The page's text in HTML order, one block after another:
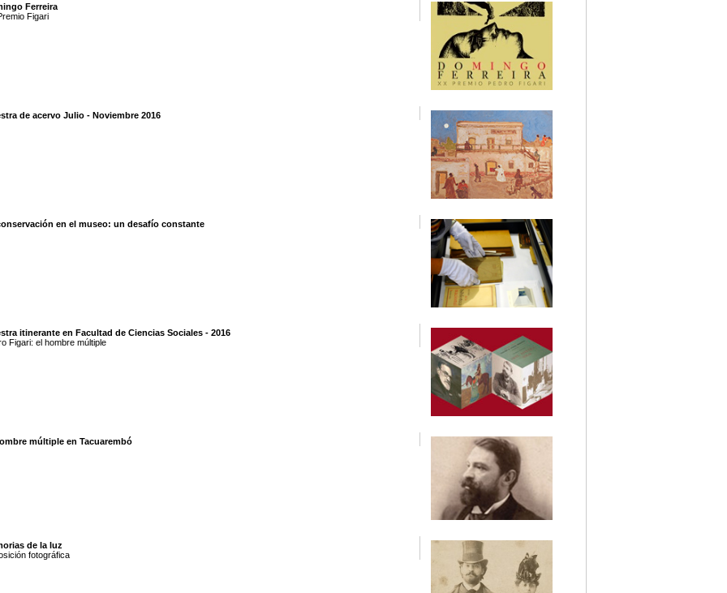
Ferreira
Figari
de acervo Julio - Noviembre 2016
en el museo: un desafío constante
itinerante en Facultad de Ciencias Sociales - 2016
Figari: el hombre múltiple
múltiple en Tacuarembó
de la luz
fotográfica